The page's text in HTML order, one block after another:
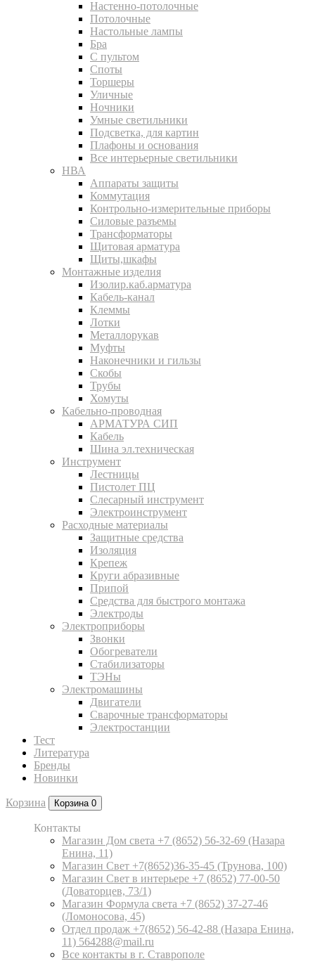
Настенно-потолочные
Потолочные
Настольные лампы
Бра
С пультом
Споты
Торшеры
Уличные
Ночники
Умные светильники
Подсветка, для картин
Плафоны и основания
Все интерьерные светильники
НВА
Аппараты защиты
Коммутация
Контрольно-измерительные приборы
Силовые разъемы
Трансформаторы
Щитовая арматура
Щиты,шкафы
Монтажные изделия
Изолир.каб.арматура
Кабель-канал
Клеммы
Лотки
Металлорукав
Муфты
Наконечники и гильзы
Скобы
Трубы
Хомуты
Кабельно-проводная
АРМАТУРА СИП
Кабель
Шина эл.техническая
Инструмент
Лестницы
Пистолет ПЦ
Слесарный инструмент
Электроинструмент
Расходные материалы
Защитные средства
Изоляция
Крепеж
Круги абразивные
Припой
Средства для быстрого монтажа
Электроды
Электроприборы
Звонки
Обогреватели
Стабилизаторы
ТЭНы
Электромашины
Двигатели
Сварочные трансформаторы
Электростанции
Тест
Литература
Бренды
Новинки
Корзина Корзина 0
Контакты
Магазин Дом света +7 (8652) 56-32-69 (Назара
Енина, 11)
Магазин Свет +7(8652)36-35-45 (Трунова, 100)
Магазин Свет в интерьере +7 (8652) 77-00-50
(Доваторцев, 73/1)
Магазин Формула света +7 (8652) 37-27-46
(Ломоносова, 45)
Отдел продаж +7(8652) 56-42-88 (Назара Енина,
11) 564288@mail.ru
Все контакты в г. Ставрополе